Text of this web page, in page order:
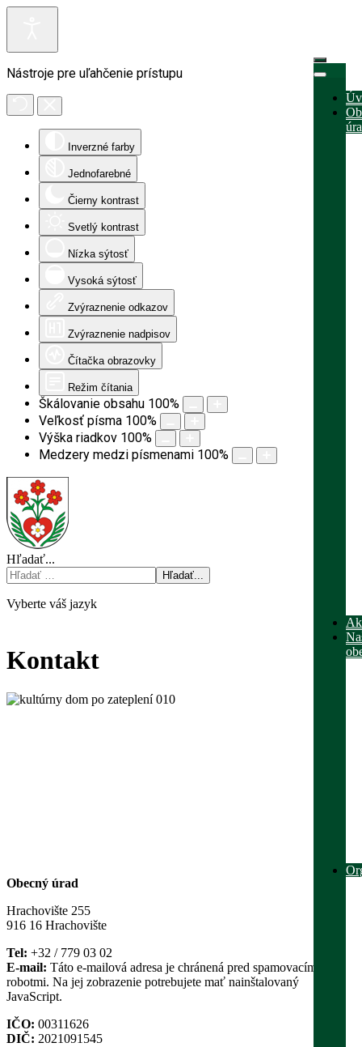
Nástroje pre uľahčenie prístupu
Inverzné farby
Jednofarebné
Čierny kontrast
Svetlý kontrast
Nízka sýtosť
Vysoká sýtosť
Zvýraznenie odkazov
Zvýraznenie nadpisov
Čítačka obrazovky
Režim čítania
Škálovanie obsahu 100%
Veľkosť písma 100%
Výška riadkov 100%
Medzery medzi písmenami 100%
Hľadať...
Hľadať...
Vyberte váš jazyk
mapa stránok
rss
Kontakt
Obecný úrad
Hrachovište 255
916 16 Hrachovište
Tel: +32 / 779 03 02
E-mail: Táto e-mailová adresa je chránená pred spamovacími
robotmi. Na jej zobrazenie potrebujete mať nainštalovaný
JavaScript.
IČO: 00311626
DIČ: 2021091545